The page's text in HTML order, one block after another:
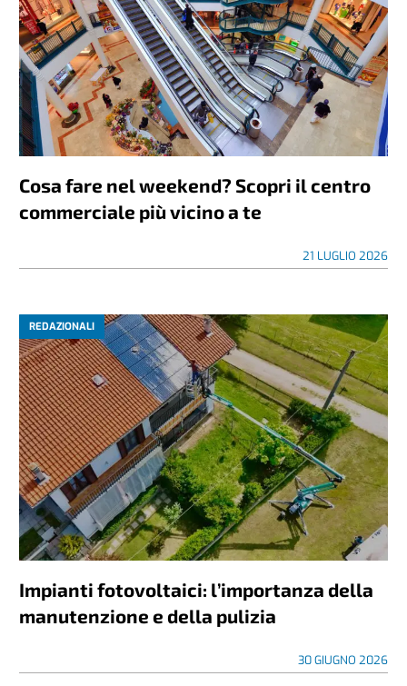
Cosa fare nel weekend? Scopri il centro
commerciale più vicino a te
21 LUGLIO 2026
REDAZIONALI
Impianti fotovoltaici: l’importanza della
manutenzione e della pulizia
30 GIUGNO 2026